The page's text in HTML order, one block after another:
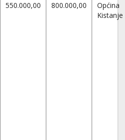
550.000,00 800.000,00
Općina
Kistanje